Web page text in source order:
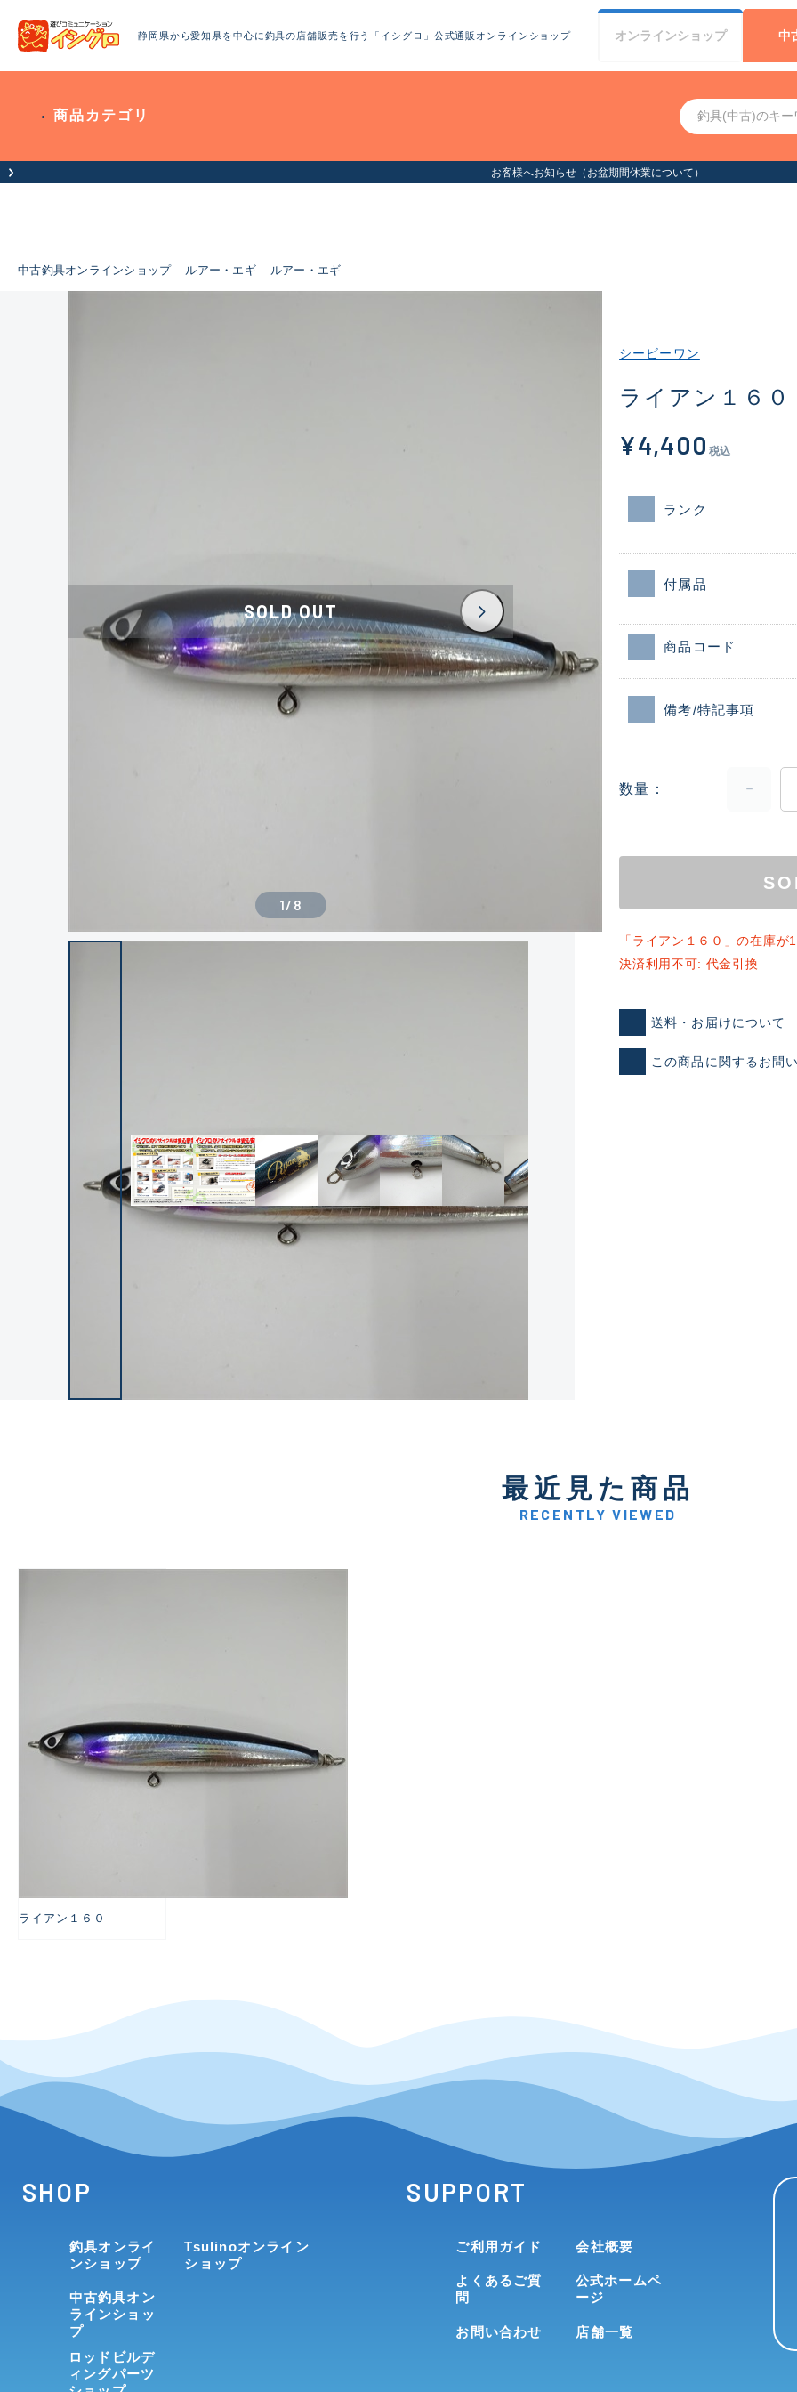
静岡県から愛知県を中心に釣具の店舗販売を行う「イシグロ」公式通販オンラインショップ オンラインショップ 中
商品カテゴリ
お客様へお知らせ（お盆期間休業について）
中古釣具オンラインショップ ルアー・エギ ルアー・エギ
新古品（メーカー問屋から
C-
い品
SOLD OUT
1/ 8
シービーワン
ライアン１６０
¥4,400 税込
ランク
付属品
商品コード
備考/特記事項
数量
「ライアン１６０」の在庫が
決済利用不可: 代金引換
送料・お届けについて
この商品に関するお問
最近見た商品
RECENTLY VIEWED
ライアン１６０
SHOP
釣具オンライ
ンショップ
中古釣具オン
ラインショッ
プ
ロッドビルデ
ィングパーツ
Tsulinoオンライン
ショップ
SUPPORT
ご利用ガイド
よくあるご質
問
お問い合わせ
会社概要
公式ホームペ
ージ
店舗一覧